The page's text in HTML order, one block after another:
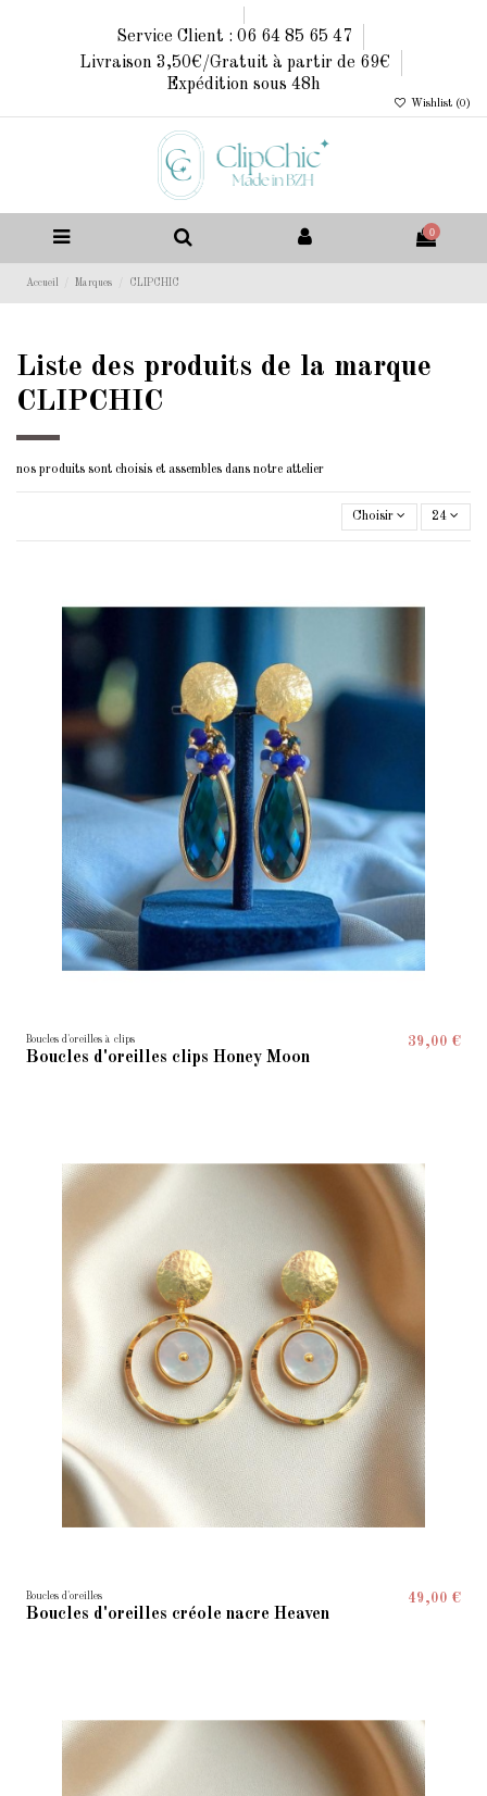
Service Client : 06 64 85 65 47
Livraison 3,50€/Gratuit à partir de 69€
Expédition sous 48h
Wishlist (0 )
0
Accueil Marques CLIPCHIC
Liste des produits de la marque
CLIPCHIC
nos produits sont choisis et assembles dans notre attelier
Choisir 24
Boucles d'oreilles à clips
Boucles d'oreilles clips Honey Moon
39,00 €
Boucles d'oreilles
Boucles d'oreilles créole nacre Heaven
49,00 €